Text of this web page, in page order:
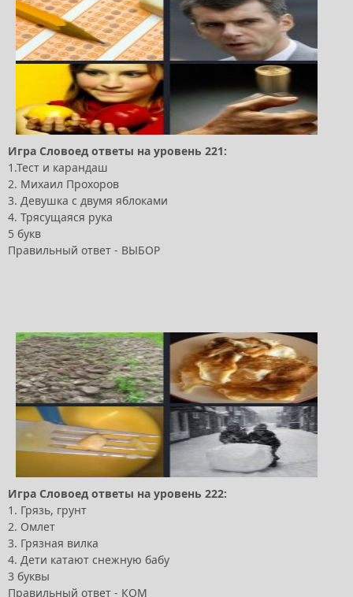
Игра Словоед ответы на уровень 221:
1.Тест и карандаш
2. Михаил Прохоров
3. Девушка с двумя яблоками
4. Трясущаяся рука
5 букв
Правильный ответ - ВЫБОР
Игра Словоед ответы на уровень 222:
1. Грязь, грунт
2. Омлет
3. Грязная вилка
4. Дети катают снежную бабу
3 буквы
Правильный ответ - КОМ